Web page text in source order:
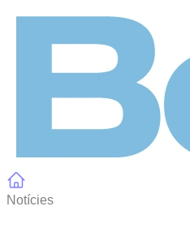
Notícies